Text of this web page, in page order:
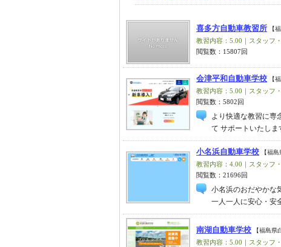
喜多方自動車教習所 【
教習内容：5.00｜スタッフ
閲覧数：15807回
会津平和自動車学校 【
教習内容：5.00｜スタッフ
閲覧数：5802回
より快適な教習に専
て サポートいたしま
小名浜自動車学校 【福島
教習内容：4.00｜スタッフ
閲覧数：21696回
小名浜のおだやかな
一人一人に安心・安
南湖自動車学校 【福島県
教習内容：5.00｜スタッフ